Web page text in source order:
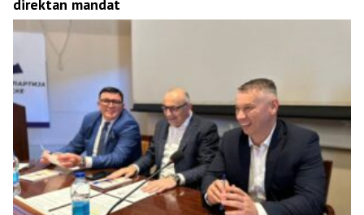
direktan mandat